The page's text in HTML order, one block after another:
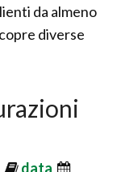
da almeno
diverse
data